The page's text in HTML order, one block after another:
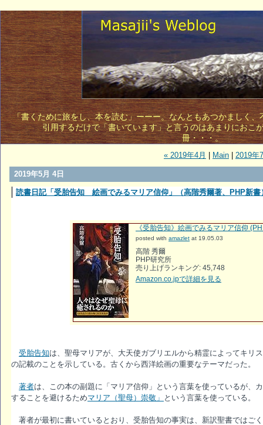
「書くために旅をし、本を読む」ーーー。なんともあつかましく
引用するだけで「書いています」と言うのはあまりにおこ
冊・・・。
« 2019年4月 Main 2019年
2019年5月 4日
読書日記「受胎告知 絵画でみるマリア信仰」（高階秀爾著、PHP新書
《受胎告知》絵画でみるマリア信仰
posted with amazlet at 19.05.03
高階 秀爾
PHP研究所
売り上げランキング: 45,748
Amazon.co.jpで詳細を見る
受胎告知は、聖母マリアが、大天使ガブリエルから精霊によってキリ
の記載のことを示している。古くから西洋絵画の重要なテーマだった。
著者は、この本の副題に「マリア信仰」という言葉を使っているが、
することを避けるためマリア（聖母）崇敬」 という言葉を使っている。
著者が最初に書いているとおり、受胎告知の事実は、新訳聖書ではご